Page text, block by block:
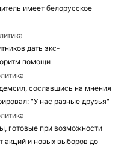
имеет белорусское
дать экс-
помощи
сославшись на мнения
"У нас разные друзья"
готовые при возможности
акций и новых выборов до